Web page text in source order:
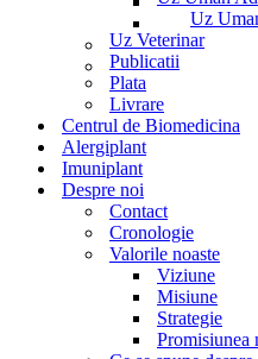
Uz
Uz Veterinar
Publicatii
Plata
Livrare
Centrul de Biomedicina
Alergiplant
Imuniplant
Despre noi
Contact
Cronologie
Valorile noaste
Viziune
Misiune
Strategie
Promisiunea